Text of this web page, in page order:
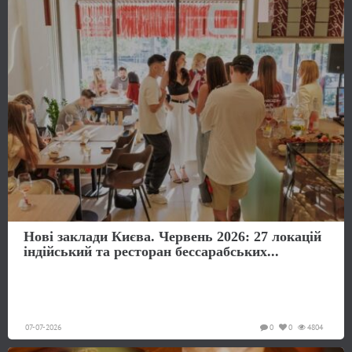
Нові заклади Києва. Червень 2026: 27 локацій
індійський та ресторан бессарабських...
07-07-2026 4804
0
0